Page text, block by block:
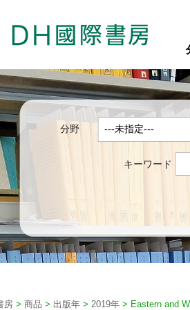
分野
キーワード
房 > 商品 > 出版年 > 2019年 > Eastern and